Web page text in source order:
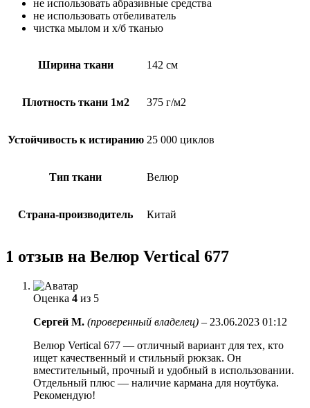
не использовать абразивные средства
не использовать отбеливатель
чистка мылом и х/б тканью
Ширина ткани 142 см
Плотность ткани 1м2 375 г/м2
Устойчивость к истиранию 25 000 циклов
Тип ткани Велюр
Страна-производитель Китай
1 отзыв на Велюр Vertical 677
Оценка 4 из 5
Сергей М. (проверенный владелец) – 23.06.2023 01:12
Велюр Vertical 677 — отличный вариант для тех, кто
ищет качественный и стильный рюкзак. Он
вместительный, прочный и удобный в использовании.
Отдельный плюс — наличие кармана для ноутбука.
Рекомендую!